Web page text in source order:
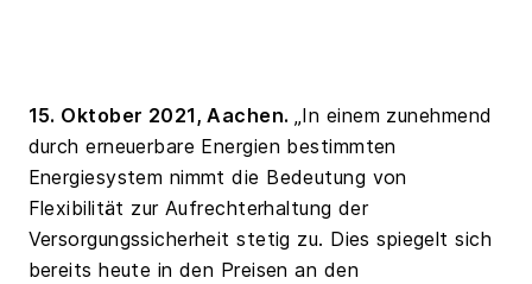
15. Oktober 2021, Aachen.„In einem zunehmend
durch erneuerbare Energien bestimmten
Energiesystem nimmt die Bedeutung von
Flexibilität zur Aufrechterhaltung der
Versorgungssicherheit stetig zu. Dies spiegelt sich
bereits heute in den Preisen an den